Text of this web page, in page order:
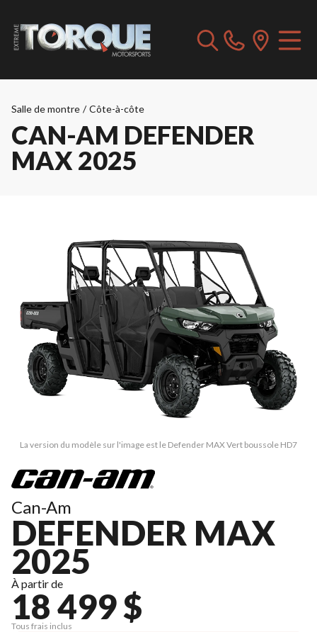
Salle de montre / Côte-à-côte
CAN-AM DEFENDER
MAX 2025
La version du modèle sur l'image est le Defender MAX Vert boussole HD7
Can-Am
DEFENDER MAX
2025
À partir de
18 499 $
Tous frais inclus